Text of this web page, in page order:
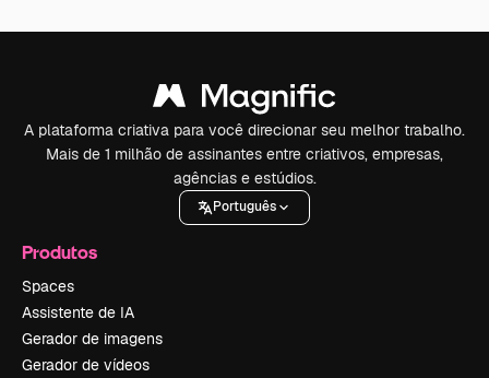
A plataforma criativa para você direcionar seu melhor trabalho.
Mais de 1 milhão de assinantes entre criativos, empresas,
agências e estúdios.
Português
Produtos
Spaces
Assistente de IA
Gerador de imagens
Gerador de vídeos